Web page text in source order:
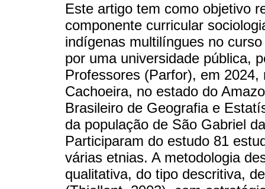
Este artigo tem como objetivo
componente curricular
indígenas multilíngues no
por uma universidade pública,
Professores (Parfor), em
Cachoeira, no estado do
Brasileiro de Geografia e
da população de São Gabriel
Participaram do estudo 81
várias etnias. A metodologia
qualitativa, do tipo descritiva,